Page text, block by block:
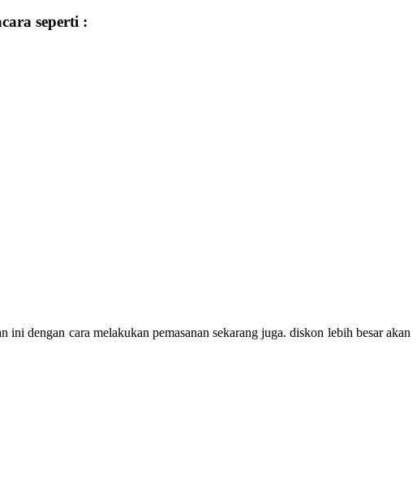
seperti :
dengan cara melakukan pemasanan sekarang juga. diskon lebih besar akan